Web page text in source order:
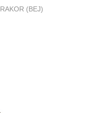
(BEJ)